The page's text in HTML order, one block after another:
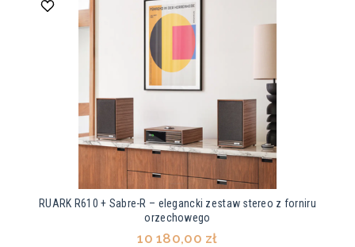
RUARK R610 + Sabre-R – elegancki zestaw stereo z forniru
orzechowego
10 180,00 zł